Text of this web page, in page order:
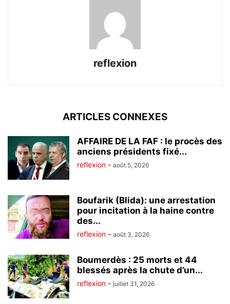
reflexion
ARTICLES CONNEXES
AFFAIRE DE LA FAF : le procès des
anciens présidents fixé...
reflexion - août 5, 2026
Boufarik (Blida): une arrestation
pour incitation à la haine contre
des...
reflexion - août 3, 2026
Boumerdès : 25 morts et 44
blessés après la chute d’un...
reflexion - juillet 31, 2026